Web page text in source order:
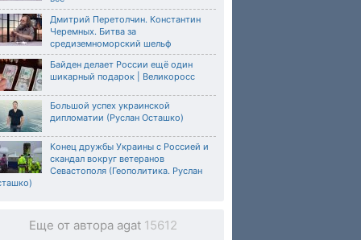
Дмитрий Перетолчин. Константин
Черемных. Битва за
средиземноморский шельф
Байден делает России ещё один
шикарный подарок | Великоросс
Большой успех украинской
дипломатии (Руслан Осташко)
Конец дружбы Украины с Россией и
скандал вокруг ветеранов
Севастополя (Геополитика. Руслан
Еще от автора agat 15612